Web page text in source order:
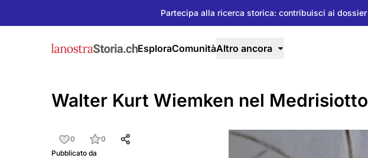
Partecipa alla ricerca storica: contribuisci ai
EsploraComunitàAltro ancora
Walter Kurt Wiemken nel Medrisiotto
0
0
Pubblicato da